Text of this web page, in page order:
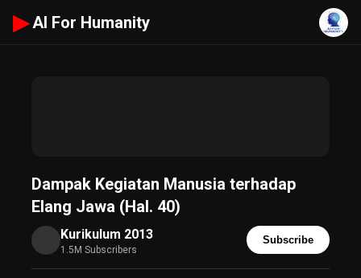
▶ AI For Humanity
Dampak Kegiatan Manusia terhadap
Elang Jawa (Hal. 40)
Kurikulum 2013
1.5M Subscribers
Subscribe